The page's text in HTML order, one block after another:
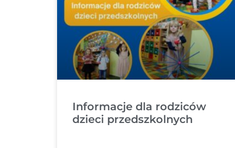
Informacje dla rodziców
dzieci przedszkolnych